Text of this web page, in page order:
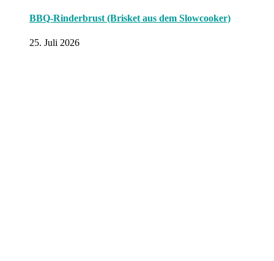
BBQ-Rinderbrust (Brisket aus dem Slowcooker)
25. Juli 2026